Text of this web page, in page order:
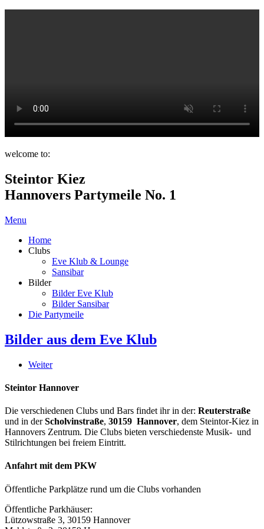
welcome to:
Steintor Kiez
Hannovers Partymeile No. 1
Menu
Home
Clubs
Eve Klub & Lounge
Sansibar
Bilder
Bilder Eve Klub
Bilder Sansibar
Die Partymeile
Bilder aus dem Eve Klub
Weiter
Steintor Hannover
Die verschiedenen Clubs und Bars findet ihr in der: Reuterstraße
und in derScholvinstraße, 30159 Hannover, dem Steintor-Kiez in
Hannovers Zentrum. Die Clubs bieten verschiedenste Musik- und
Stilrichtungen bei freiem Eintritt.
Anfahrt mit dem PKW
Öffentliche Parkplätze rund um die Clubs vorhanden
Öffentliche Parkhäuser:
Lützowstraße 3, 30159 Hannover